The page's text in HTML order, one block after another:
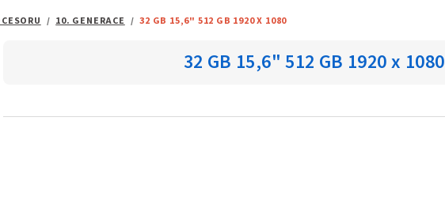
/ 10. GENERACE / 32 GB 15,6" 512 GB 1920 X 1080
32 GB 15,6" 512 GB 1920 x 1080